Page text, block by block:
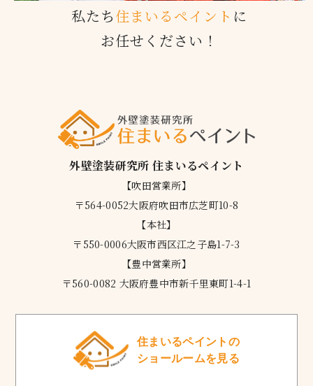
私たち住まいるペイント に
お任せください！
外壁塗装研究所 住まいるペイント
【吹田営業所】
〒564-0052大阪府吹田市広芝町10-8
【本社】
〒550-0006大阪市西区江之子島1-7-3
【豊中営業所】
〒560-0082 大阪府豊中市新千里東町1-4-1
住まいるペイントの
ショールームを見る